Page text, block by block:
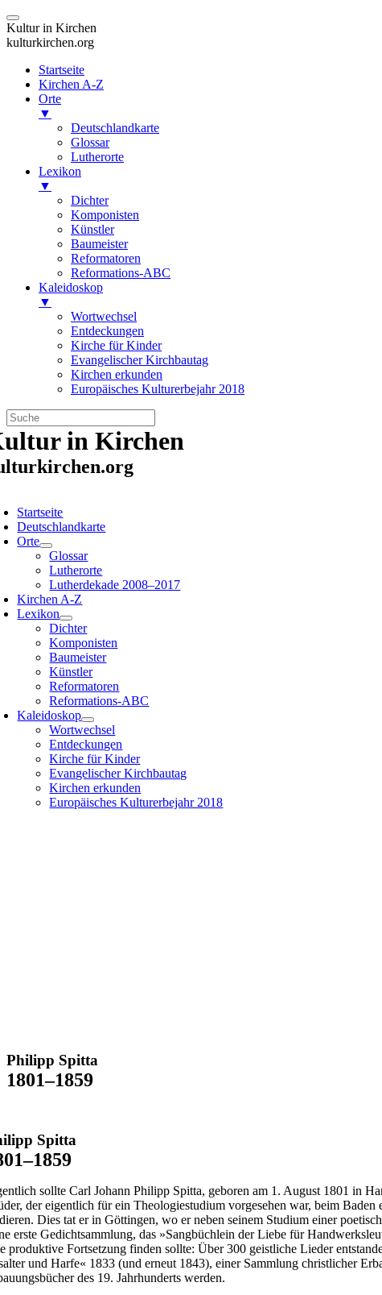
Kultur in Kirchen
kulturkirchen.org
Startseite
Kirchen A-Z
Orte
▼
Deutschlandkarte
Glossar
Lutherorte
Lexikon
▼
Dichter
Komponisten
Künstler
Baumeister
Reformatoren
Reformations-ABC
Kaleidoskop
▼
Wortwechsel
Entdeckungen
Kirche für Kinder
Evangelischer Kirchbautag
Kirchen erkunden
Europäisches Kulturerbejahr 2018
Zum
Inhalt
springen
in Kirchen
Startseite
Deutschlandkarte
Orte
Glossar
Lutherorte
Lutherdekade 2008–2017
Kirchen A-Z
Lexikon
Dichter
Komponisten
Baumeister
Künstler
Reformatoren
Reformations-ABC
Kaleidoskop
Wortwechsel
Entdeckungen
Kirche für Kinder
Evangelischer Kirchbautag
Kirchen erkunden
Europäisches Kulturerbejahr 2018
Philipp Spitta
1801–1859
Spitta
sollte Carl Johann Philipp Spitta, geboren am 1. August 1801 in
der eigentlich für ein Theologiestudium vorgesehen war, beim
Dies tat er in Göttingen, wo er neben seinem Studium einer
erste Gedichtsammlung, das »Sangbüchlein der Liebe für
produktive Fortsetzung finden sollte: Über 300 geistliche Lieder
und Harfe« 1833 (und erneut 1843), einer Sammlung christlicher
des 19. Jahrhunderts werden.